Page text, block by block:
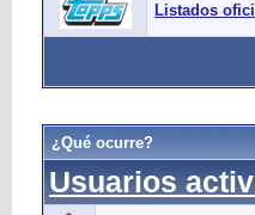
Listados
¿Qué ocurre?
Usuarios